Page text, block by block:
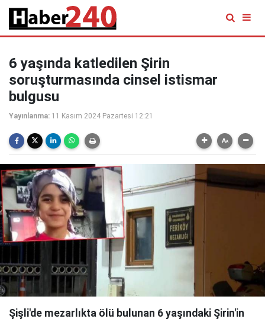
6 yaşında katledilen Şirin
soruşturmasında cinsel istismar
bulgusu
Yayınlanma: 11 Kasım 2024 Pazartesi 12:21
Şişli'de mezarlıkta ölü bulunan 6 yaşındaki Şirin'in